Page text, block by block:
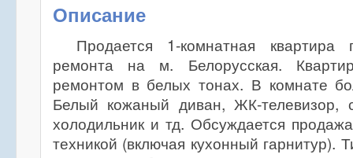
Описание
Продается 1-комнатная квартира
ремонта на м. Белорусская.
ремонтом в белых тонах. В комнате
Белый кожаный диван, ЖК-телевизор,
холодильник и тд. Обсуждается
техникой (включая кухонный гарнитур).